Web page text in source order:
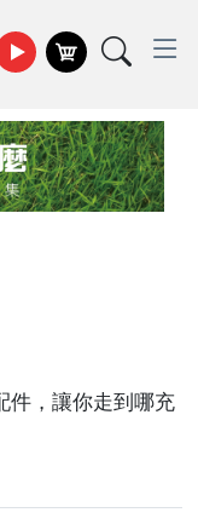
件，讓你走到哪充